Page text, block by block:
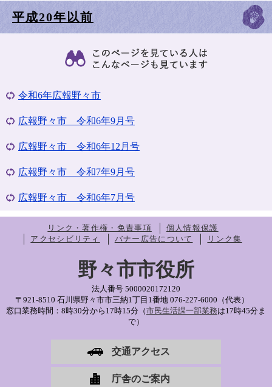
平成20年以前
令和6年広報野々市
広報野々市 令和6年9月号
広報野々市 令和6年12月号
広報野々市 令和7年9月号
広報野々市 令和6年7月号
リンク・著作権・免責事項
個人情報保護
アクセシビリティ
バナー広告について リンク集
野々市市役所
法人番号 5000020172120
〒921-8510 石川県野々市市三納1丁目1番地 076-227-6000（代表）
窓口業務時間：8時30分から17時15分（市民生活課一部業務は17時45分ま
で）
交通アクセス
庁舎のご案内